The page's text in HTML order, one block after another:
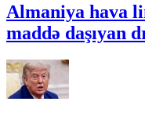
Almaniya hava
maddə daşıyan